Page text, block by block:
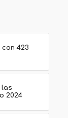
423
las
2024